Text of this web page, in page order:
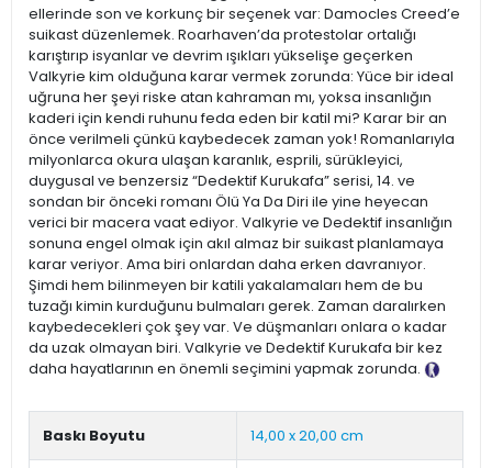
ellerinde son ve korkunç bir seçenek var: Damocles Creed’e
suikast düzenlemek. Roarhaven’da protestolar ortalığı
karıştırıp isyanlar ve devrim ışıkları yükselişe geçerken
Valkyrie kim olduğuna karar vermek zorunda: Yüce bir ideal
uğruna her şeyi riske atan kahraman mı, yoksa insanlığın
kaderi için kendi ruhunu feda eden bir katil mi? Karar bir an
önce verilmeli çünkü kaybedecek zaman yok! Romanlarıyla
milyonlarca okura ulaşan karanlık, esprili, sürükleyici,
duygusal ve benzersiz “Dedektif Kurukafa” serisi, 14. ve
sondan bir önceki romanı Ölü Ya Da Diri ile yine heyecan
verici bir macera vaat ediyor. Valkyrie ve Dedektif insanlığın
sonuna engel olmak için akıl almaz bir suikast planlamaya
karar veriyor. Ama biri onlardan daha erken davranıyor.
Şimdi hem bilinmeyen bir katili yakalamaları hem de bu
tuzağı kimin kurduğunu bulmaları gerek. Zaman daralırken
kaybedecekleri çok şey var. Ve düşmanları onlara o kadar
da uzak olmayan biri. Valkyrie ve Dedektif Kurukafa bir kez
daha hayatlarının en önemli seçimini yapmak zorunda.
Baskı Boyutu 14,00 x 20,00 cm